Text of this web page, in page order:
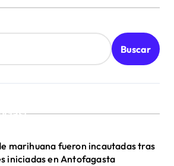
Buscar
marihuana fueron incautadas tras
iniciadas en Antofagasta